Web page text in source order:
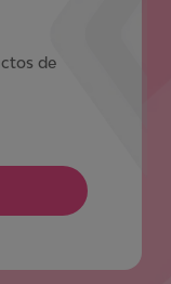
de